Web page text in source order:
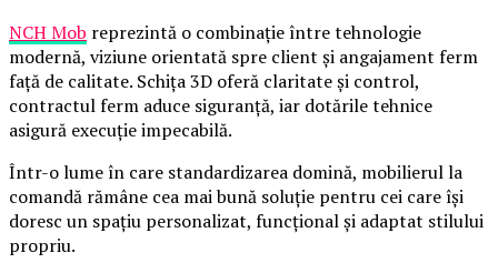
NCH Mob reprezintă o combinație între tehnologie
modernă, viziune orientată spre client și angajament ferm
față de calitate. Schița 3D oferă claritate și control,
contractul ferm aduce siguranță, iar dotările tehnice
asigură execuție impecabilă.
Într-o lume în care standardizarea domină, mobilierul la
comandă rămâne cea mai bună soluție pentru cei care își
doresc un spațiu personalizat, funcțional și adaptat stilului
propriu.